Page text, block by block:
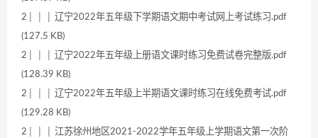
2│ │ │ 辽宁2022年五年级下学期语文期中考试网上考试练习.pdf
(127.5 KB)
2│ │ │ 辽宁2022年五年级上册语文课时练习免费试卷完整版.pdf
(128.39 KB)
2│ │ │ 辽宁2022年五年级上半期语文课时练习在线免费考试.pdf
(129.28 KB)
2│ │ │ 江苏徐州地区2021-2022学年五年级上学期语文第一次阶